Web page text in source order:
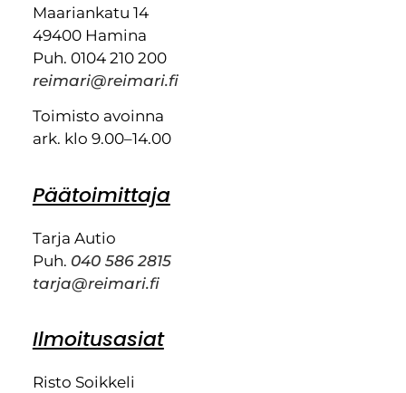
Maariankatu 14
49400 Hamina
Puh. 0104 210 200
reimari@reimari.fi
Toimisto avoinna
ark. klo 9.00–14.00
Päätoimittaja
Tarja Autio
Puh. 040 586 2815
tarja@reimari.fi
Ilmoitusasiat
Risto Soikkeli